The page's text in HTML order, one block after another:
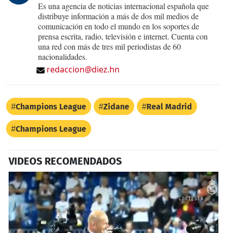
Es una agencia de noticias internacional española que
distribuye información a más de dos mil medios de
comunicación en todo el mundo en los soportes de
prensa escrita, radio, televisión e internet. Cuenta con
una red con más de tres mil periodistas de 60
nacionalidades.
redaccion@diez.hn
Champions League Zidane Real Madrid
Champions League
VIDEOS RECOMENDADOS